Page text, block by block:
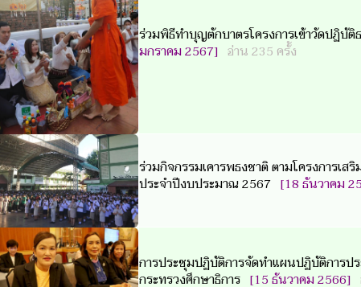
ร่วมพิธีทำบุญตักบาตรโครงการเข้าวัดปฏิบัติ
มกราคม 2567] อ่าน 235 ครั้ง
ร่วมกิจกรรมเคารพธงชาติ ตามโครงการเ
ประจำปีงบประมาณ 2567 [18 ธันวาคม
การประชุมปฏิบัติการจัดทำแผนปฏิบัติการ
กระทรวงศึกษาธิการ [15 ธันวาคม 2566]